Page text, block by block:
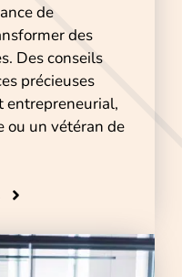
de
des
Des conseils
précieuses
entrepreneurial,
ou un vétéran de